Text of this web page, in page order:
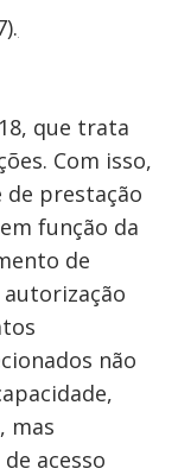
que trata
Com isso,
de prestação
função da
de
não
mas
acesso